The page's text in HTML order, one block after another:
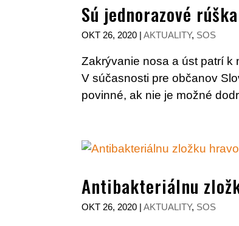
Sú jednorazové
OKT 26, 2020 |AKTUALITY, SOS
Zakrývanie nosa a úst patrí k
V súčasnosti pre občanov
povinné, ak nie je možné
Antibakteriálnu
OKT 26, 2020 |AKTUALITY, SOS